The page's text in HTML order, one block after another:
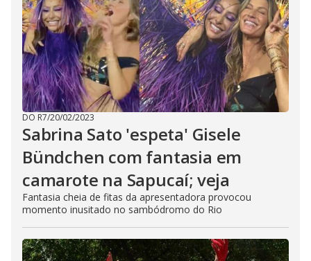
DO R7/20/02/2023
Sabrina Sato 'espeta' Gisele
Bündchen com fantasia em
camarote na Sapucaí; veja
Fantasia cheia de fitas da apresentadora provocou
momento inusitado no sambódromo do Rio